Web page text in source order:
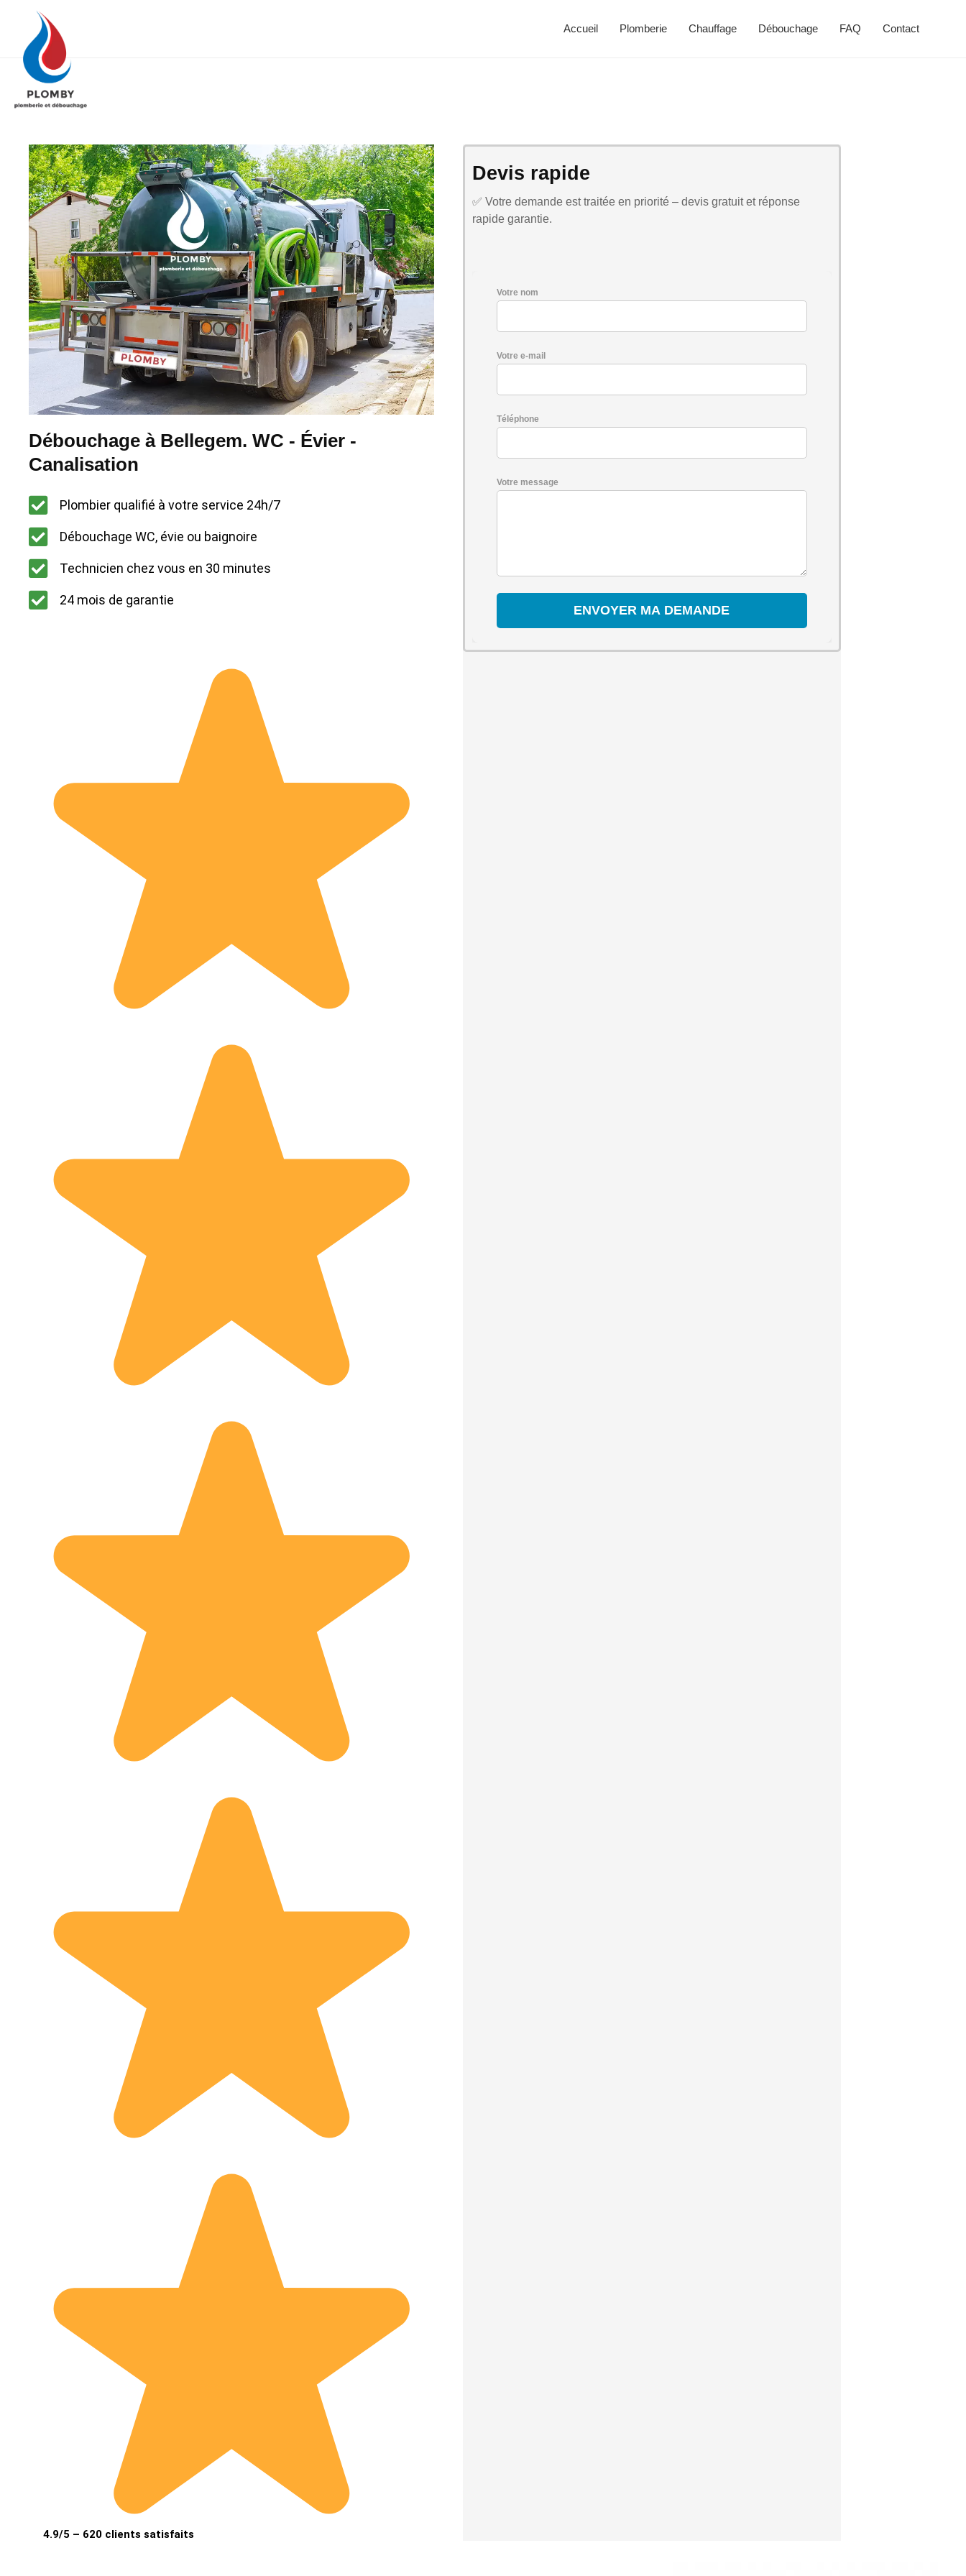
Accueil Plomberie Chauffage Débouchage FAQ Contact
Débouchage à Bellegem. WC - Évier -
Canalisation
Plombier qualifié à votre service 24h/7
Débouchage WC, évie ou baignoire
Technicien chez vous en 30 minutes
24 mois de garantie
4.9/5 – 620 clients satisfaits
Devis rapide
✅ Votre demande est traitée en priorité – devis gratuit et réponse
rapide garantie.
Votre nom
Votre e-mail
Téléphone
Votre message